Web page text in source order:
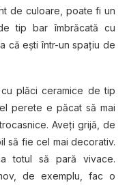
de culoare, poate fi un
tip bar îmbrăcată cu
că ești într-un spațiu de
plăci ceramice de tip
perete e păcat să mai
Aveţi grijă, de
să fie cel mai decorativ.
totul să pară vivace.
de exemplu, fac o